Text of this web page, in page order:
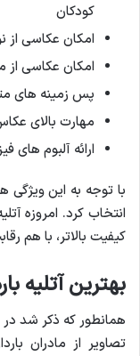
کودکان
امکان عکاسی از
امکان عکاسی از
پس زمینه های
مهارت بالای
ارائه آلبوم های
با توجه به این ویژگی
انتخاب کرد. امروزه
کیفیت بالاتر، با هم
بهترین آتلیه
همانطور که ذکر شد
تصاویر از مادران